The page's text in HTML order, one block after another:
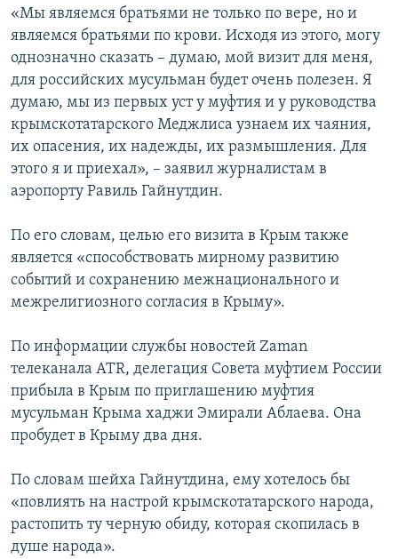
«Мы являемся братьями не только по вере, но и
являемся братьями по крови. Исходя из этого, могу
однозначно сказать – думаю, мой визит для меня,
для российских мусульман будет очень полезен. Я
думаю, мы из первых уст у муфтия и у руководства
крымскотатарского Меджлиса узнаем их чаяния,
их опасения, их надежды, их размышления. Для
этого я и приехал», – заявил журналистам в
аэропорту Равиль Гайнутдин.
По его словам, целью его визита в Крым также
является «способствовать мирному развитию
событий и сохранению межнационального и
межрелигиозного согласия в Крыму».
По информации службы новостей Zaman
телеканала ATR, делегация Совета муфтием России
прибыла в Крым по приглашению муфтия
мусульман Крыма хаджи Эмирали Аблаева. Она
пробудет в Крыму два дня.
По словам шейха Гайнутдина, ему хотелось бы
«повлиять на настрой крымскотатарского народа,
растопить ту черную обиду, которая скопилась в
душе народа».